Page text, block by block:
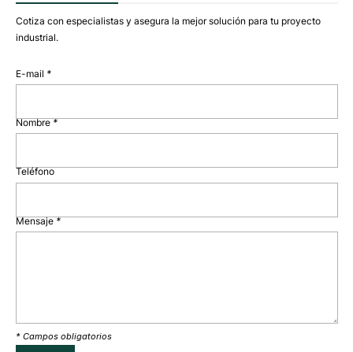
Cotiza con especialistas y asegura la mejor solución para tu proyecto
industrial.
E-mail *
Nombre*
Teléfono
Mensaje*
* Campos obligatorios